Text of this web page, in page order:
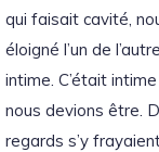
qui faisait cavité,
éloigné l’un de
intime. C’était
nous devions être.
regards s’y